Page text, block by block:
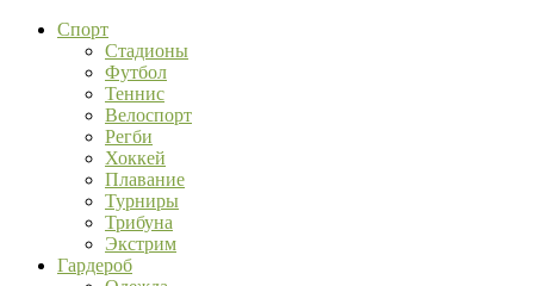
Спорт
Стадионы
Футбол
Теннис
Велоспорт
Регби
Хоккей
Плавание
Турниры
Трибуна
Экстрим
Гардероб